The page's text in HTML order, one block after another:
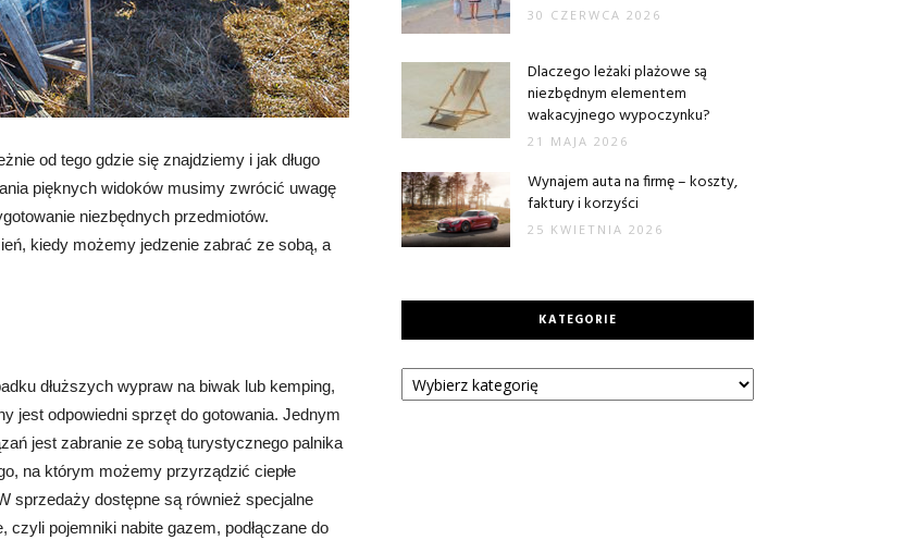
od tego gdzie się znajdziemy i jak długo
pięknych widoków musimy zwrócić uwagę
niezbędnych przedmiotów.
kiedy możemy jedzenie zabrać ze sobą, a
dłuższych wypraw na biwak lub kemping,
jest odpowiedni sprzęt do gotowania. Jednym
jest zabranie ze sobą turystycznego palnika
na którym możemy przyrządzić ciepłe
sprzedaży dostępne są również specjalne
czyli pojemniki nabite gazem, podłączane do
30 CZERWCA 2026
Dlaczego leżaki plażowe są
niezbędnym elementem
wakacyjnego wypoczynku?
21 MAJA 2026
Wynajem auta na firmę – koszty,
faktury i korzyści
25 KWIETNIA 2026
KATEGORIE
Kategorie